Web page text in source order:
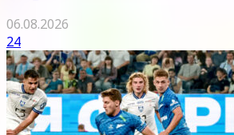
06.08.2026
24